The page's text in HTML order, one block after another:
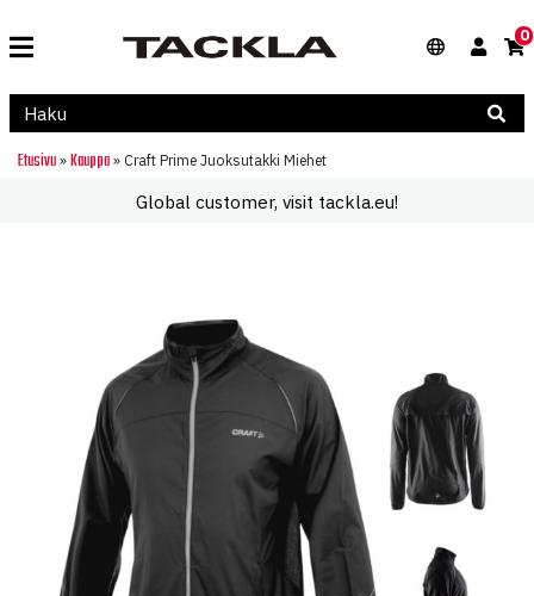
0
Etusivu » Kauppa » Craft Prime Juoksutakki Miehet
Global customer, visit tackla.eu!